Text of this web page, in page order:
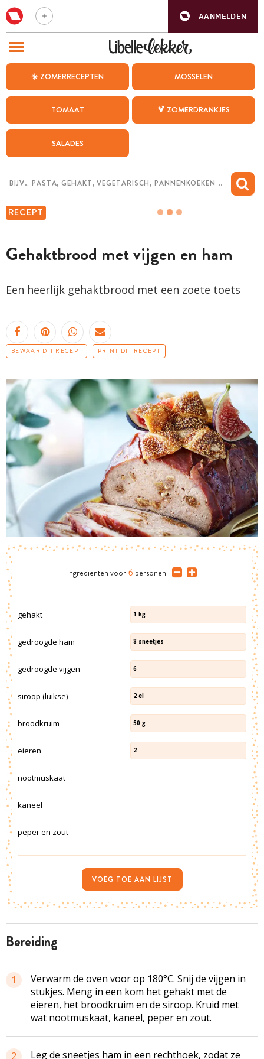
AANMELDEN
☀️ ZOMERRECEPTEN MOSSELEN
TOMAAT 🍹 ZOMERDRANKJES
SALADES
RECEPT
Gehaktbrood met vijgen en ham
Een heerlijk gehaktbrood met een zoete toets
BEWAAR DIT RECEPT PRINT DIT RECEPT
bereiding
1
Verwarm de oven voor op 180°C. Snij de vijgen in
stukjes. Meng in een kom het gehakt met de
eieren, het broodkruim en de siroop. Kruid met
wat nootmuskaat, kaneel, peper en zout.
2 Leg de sneetjes ham in een rechthoek, zodat ze
Ingrediënten voor 6 personen
gehakt 1 kg
gedroogde ham 8 sneetjes
gedroogde vijgen 6
siroop (luikse) 2 el
broodkruim 50 g
eieren 2
nootmuskaat
kaneel
peper en zout
VOEG TOE AAN LIJST
BEZOEK ONZE ANDERE WEBSITES
WEEKMENU
CHAT MET MAIA
MIJN BEWAARDE RECEPTEN